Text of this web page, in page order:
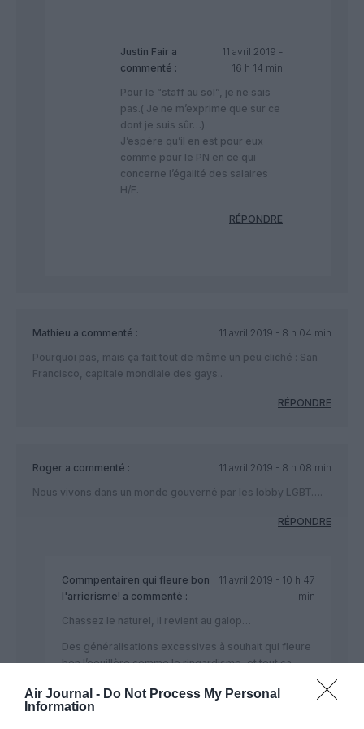
Air Journal - Do Not Process My Personal
Information
Justin Fair a
commenté :
11 avril 2019 -
16 h 14 min
Pour le “staff au sol”, je ne sais
pas.( Je ne m’exprime que sur ce
dont je suis sûr…)
J’espère qu’il en est pour eux
comme pour le PN en ce qui
concerne l’égalité des salaires
H/F.
RÉPONDRE
Mathieu a commenté :
11 avril 2019 - 8 h 04 min
Pourquoi pas, mais ça fait tout de même un peu cliché : San
Francisco, capitale mondiale des gays..
RÉPONDRE
Roger a commenté :
11 avril 2019 - 8 h 08 min
Nous vivons dans un monde gouverné par les lobby LGBT….
RÉPONDRE
Commpentairen qui fleure bon
l'arrierisme! a commenté :
11 avril 2019 - 10 h 47
min
Chassez le naturel, il revient au galop…
Des généralisations excessives à souhait qui fleure
bon l’oeuillère comme le ringardisme, et tout ça
action de vente caritative est proposée…
Décidément, il y a encore pas mal de boulot à faire